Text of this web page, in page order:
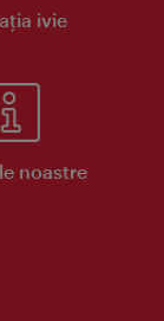
ivie
noastre